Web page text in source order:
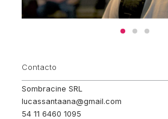
Contacto
Sombracine SRL
lucassantaana@gmail.com
54 11 6460 1095